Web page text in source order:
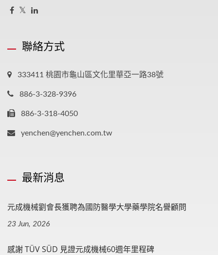
聯絡方式
333411 桃園市龜山區文化里華亞一路38號
886-3-328-9396
886-3-318-4050
yenchen@yenchen.com.tw
最新消息
元成機械劉會長獲聘為國防醫學大學藥學院名譽顧問
23 Jun, 2026
感謝 TÜV SÜD 見證元成機械60週年里程碑